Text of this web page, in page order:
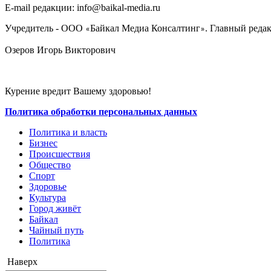
E-mail редакции: info@baikal-media.ru
Учредитель - ООО «Байкал Медиа Консалтинг». Главный
Озеров Игорь Викторович
Курение вредит Вашему здоровью!
Политика обработки персональных данных
Политика и власть
Бизнес
Происшествия
Общество
Cпорт
Здоровье
Культура
Город живёт
Байкал
Чайный путь
Политика
Наверх